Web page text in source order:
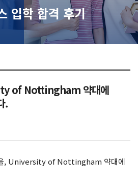
입학 합격 후기
of Nottingham 약대에
.
, University of Nottingham 약대에